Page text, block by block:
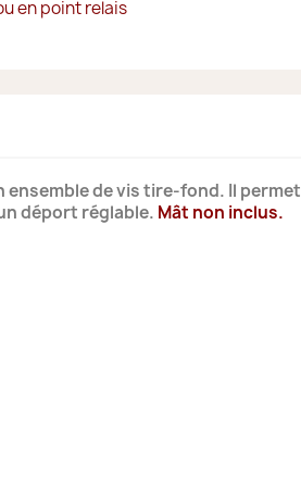
en point relais
ensemble de vis tire-fond. Il permet
déport réglable. Mât non inclus.